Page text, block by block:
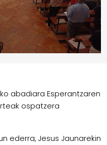
abadiara Esperantzaren
ospatzera
ederra, Jesus Jaunarekin